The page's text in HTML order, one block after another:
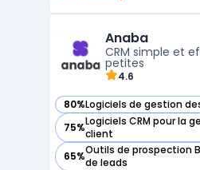
les ventes, le marketing
à partir ...
Anaba
CRM simple et
petites
4.6
80%Logiciels de gestion
— voir Anaba dans cette
75%Logiciels CRM pour la
client
— voir Anaba dans cette
65%Outils de prospection
de leads
— voir Anaba dans cette